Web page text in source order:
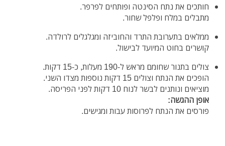
חותכים את נתח הסינטה ופותחים לפרפר.
מתבלים במלח ופלפל שחור.
ממלאים בתערובת התרד והחוביזה ומגלגלים לרולדה.
קושרים בחוט המיועד לבישול.
צולים בתנור שחומם מראש ל-190 מעלות, כ-15 דקות.
הופכים את הנתח וצולים 15 דקות נוספות מצדו השני.
מוציאים ונותנים לבשר לנוח 10 דקות לפני הפריסה.
אופן ההגשה:
פורסים את הנתח לפרוסות עבות ומגישים.